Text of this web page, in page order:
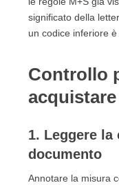
significato della
un codice inferiore
Controllo
1. Leggere la
documento
Annotare la misura